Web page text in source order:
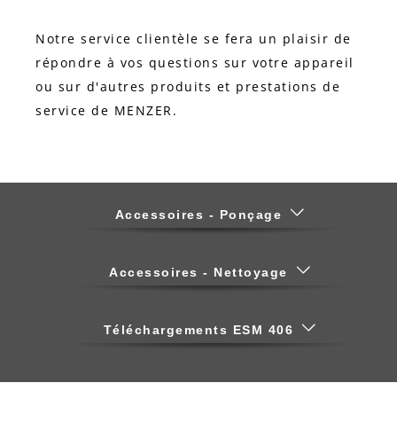
Notre service clientèle se fera un plaisir de
répondre à vos questions sur votre appareil
ou sur d'autres produits et prestations de
service de MENZER.
Accessoires - Ponçage
Accessoires - Nettoyage
Téléchargements ESM 406